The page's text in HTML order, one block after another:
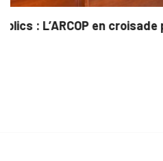
Gestion concertée et